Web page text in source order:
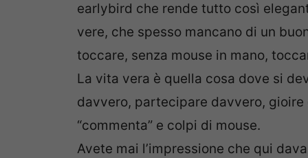
earlybird che rende tutto così
vere, che spesso mancano di un
toccare, senza mouse in mano,
La vita vera è quella cosa dove si
davvero, partecipare davvero, gioire
“commenta” e colpi di mouse.
Avete mai l’impressione che qui